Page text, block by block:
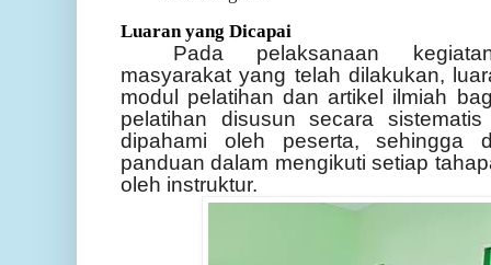
Luaran yang Dicapai
Pada pelaksanaan
masyarakat yang telah dilakukan,
modul pelatihan dan artikel ilmiah
pelatihan disusun secara
dipahami oleh peserta, sehingga
panduan dalam mengikuti setiap
oleh instruktur.